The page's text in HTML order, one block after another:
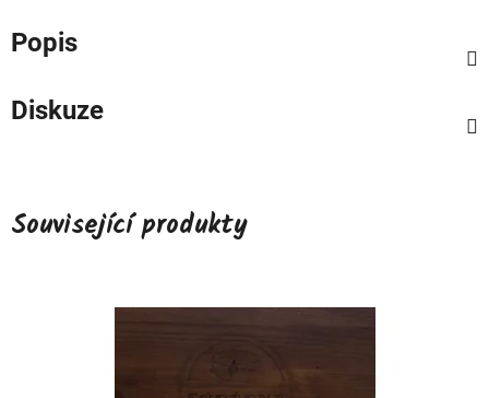
Popis
Diskuze
Související produkty